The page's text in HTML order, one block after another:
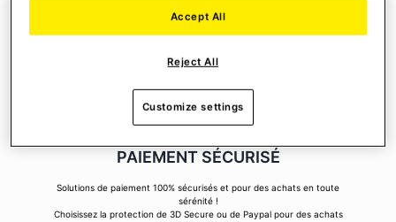
PAIEMENT SÉCURISÉ
Solutions de paiement 100% sécurisés et pour des achats en toute
sérénité !
Choisissez la protection de 3D Secure ou de Paypal pour des achats
Reject All
Accept All
Customize settings